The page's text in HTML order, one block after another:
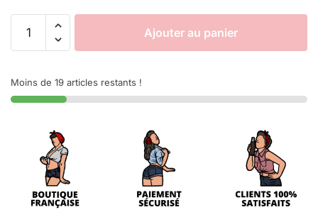
Ajouter au panier
Moins de 19 articles restants !